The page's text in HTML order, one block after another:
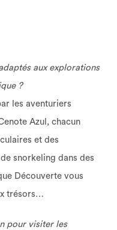
aux explorations
?
les aventuriers
Azul, chacun
et des
snorkeling dans des
Découverte vous
trésors…
pour visiter les